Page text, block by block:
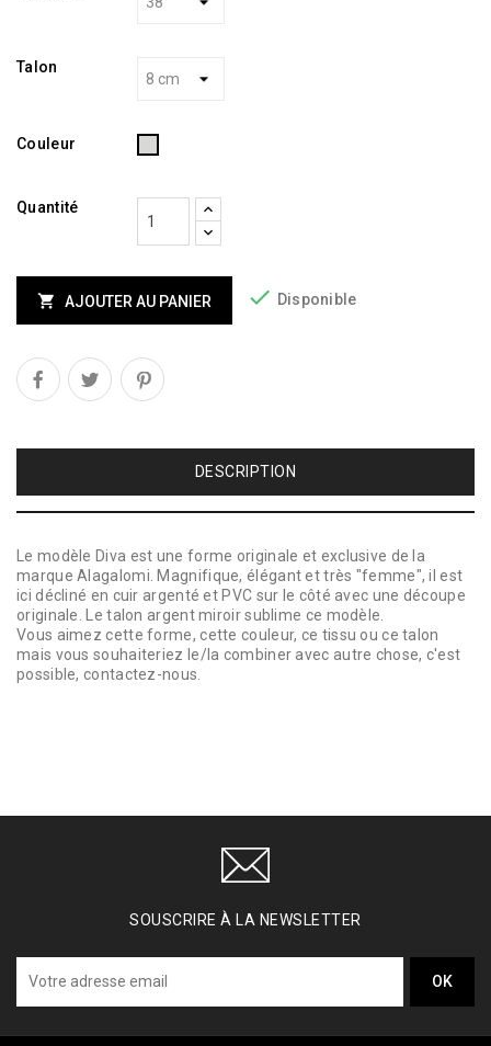
Talon
Couleur Argenté
Quantité
 AJOUTER AU PANIER  Disponible
DESCRIPTION
Le modèle Diva est une forme originale et exclusive de la
marque Alagalomi. Magnifique, élégant et très "femme", il est
ici décliné en cuir argenté et PVC sur le côté avec une découpe
originale. Le talon argent miroir sublime ce modèle.
Vous aimez cette forme, cette couleur, ce tissu ou ce talon
mais vous souhaiteriez le/la combiner avec autre chose, c'est
possible, contactez-nous.
SOUSCRIRE À LA NEWSLETTER